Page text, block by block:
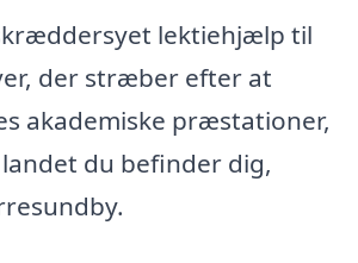
lektiehjælp til
der stræber efter at
akademiske præstationer,
du befinder dig,